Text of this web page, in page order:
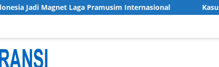
Laga Pramusim Internasional Kasus Tunjangan